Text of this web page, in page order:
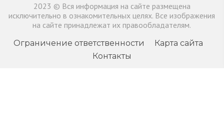
2023 © Вся информация на сайте размещена
исключительно в ознакомительных целях. Все изображения
на сайте принадлежат их правообладателям.
Ограничение ответственности
Карта сайта
Контакты